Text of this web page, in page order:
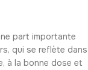
part importante
qui se reflète dans
à la bonne dose et